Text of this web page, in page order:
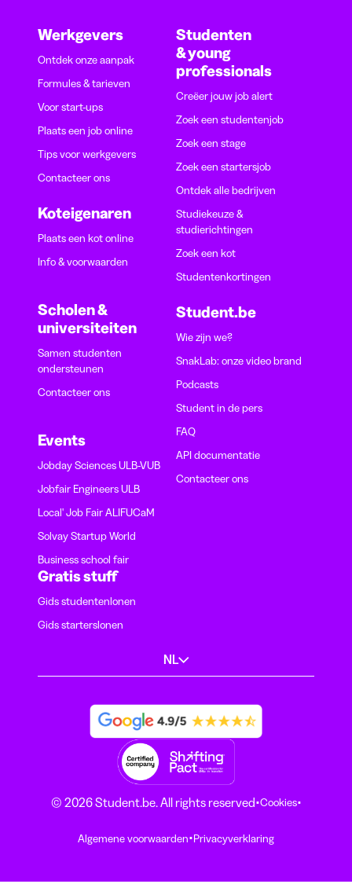
Werkgevers
Ontdek onze aanpak
Formules & tarieven
Voor start-ups
Plaats een job online
Tips voor werkgevers
Contacteer ons
Koteigenaren
Plaats een kot online
Info & voorwaarden
Scholen &
universiteiten
Samen studenten
ondersteunen
Contacteer ons
Events
Jobday Sciences ULB-VUB
Jobfair Engineers ULB
Local' Job Fair ALIFUCaM
Solvay Startup World
Business school fair
Studenten
& young
professionals
Creëer jouw job alert
Zoek een studentenjob
Zoek een stage
Zoek een startersjob
Ontdek alle bedrijven
Studiekeuze &
studierichtingen
Zoek een kot
Studentenkortingen
Student.be
Wie zijn we?
SnakLab: onze video brand
Podcasts
Student in de pers
FAQ
API documentatie
Contacteer ons
Gratis stuff
Gids studentenlonen
Gids starterslonen
NL
© 2026 Student.be. All rights reserved·Cookies·
Algemene voorwaarden·Privacyverklaring